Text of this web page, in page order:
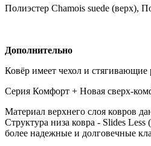
Полиэстер Сhamois suede (верх),
Дополнительно
Ковёр имеет чехол и
Серия Комфорт + Новая сверх-
Материал верхнего слоя ковров
Структура низа ковра - Slides
более надежные и долговечные